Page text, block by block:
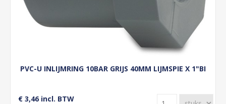
PVC-U INLIJMRING 10BAR GRIJS 40MM LIJMSPIE X 1"BI
€ 3,46 incl. BTW